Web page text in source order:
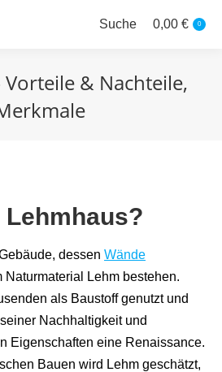
Search:
Suche 0,00 € 0
Vorteile & Nachteile,
dessen Wände
Naturmaterial Lehm bestehen.
als Baustoff genutzt und
Nachhaltigkeit und
Eigenschaften eine Renaissance.
Bauen wird Lehm geschätzt,